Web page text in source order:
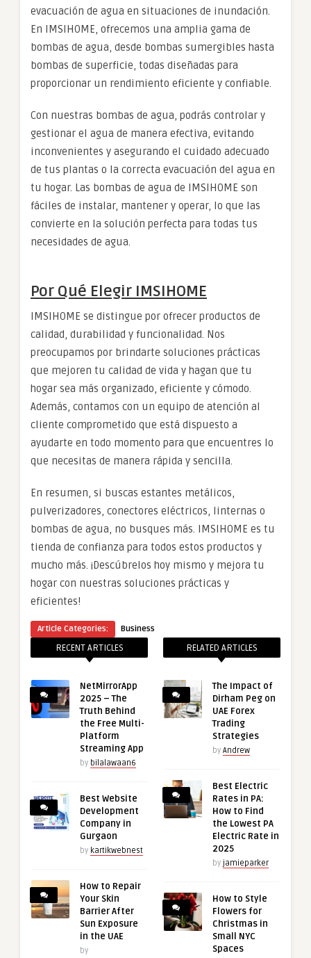
evacuación de agua en situaciones de inundación.
En IMSIHOME, ofrecemos una amplia gama de
bombas de agua, desde bombas sumergibles hasta
bombas de superficie, todas diseñadas para
proporcionar un rendimiento eficiente y confiable.
Con nuestras bombas de agua, podrás controlar y
gestionar el agua de manera efectiva, evitando
inconvenientes y asegurando el cuidado adecuado
de tus plantas o la correcta evacuación del agua en
tu hogar. Las bombas de agua de IMSIHOME son
fáciles de instalar, mantener y operar, lo que las
convierte en la solución perfecta para todas tus
necesidades de agua.
Por Qué Elegir IMSIHOME
IMSIHOME se distingue por ofrecer productos de
calidad, durabilidad y funcionalidad. Nos
preocupamos por brindarte soluciones prácticas
que mejoren tu calidad de vida y hagan que tu
hogar sea más organizado, eficiente y cómodo.
Además, contamos con un equipo de atención al
cliente comprometido que está dispuesto a
ayudarte en todo momento para que encuentres lo
que necesitas de manera rápida y sencilla.
En resumen, si buscas estantes metálicos,
pulverizadores, conectores eléctricos, linternas o
bombas de agua, no busques más. IMSIHOME es tu
tienda de confianza para todos estos productos y
mucho más. ¡Descúbrelos hoy mismo y mejora tu
hogar con nuestras soluciones prácticas y
eficientes!
Article Categories: Business
RECENT ARTICLES
NetMirrorApp
2025 – The
Truth Behind
the Free Multi-
Platform
Streaming App
by bilalawaan6
Best Website
Development
Company in
Gurgaon
by kartikwebnest
How to Repair
Your Skin
Barrier After
Sun Exposure
in the UAE
by
RELATED ARTICLES
The Impact of
Dirham Peg on
UAE Forex
Trading
Strategies
by Andrew
Best Electric
Rates in PA:
How to Find
the Lowest PA
Electric Rate in
2025
by jamieparker
How to Style
Flowers for
Christmas in
Small NYC
Spaces